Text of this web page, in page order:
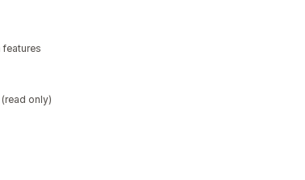
features
only)